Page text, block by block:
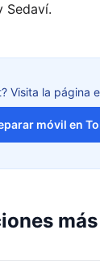
Sedaví.
Visita la página
móvil en